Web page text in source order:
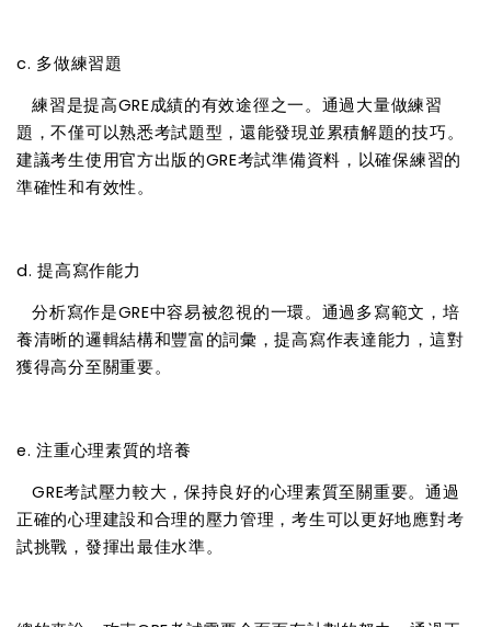
c. 多做練習題
練習是提高GRE成績的有效途徑之一。通過大量做練習
題，不僅可以熟悉考試題型，還能發現並累積解題的技巧。
建議考生使用官方出版的GRE考試準備資料，以確保練習的
準確性和有效性。
d. 提高寫作能力
分析寫作是GRE中容易被忽視的一環。通過多寫範文，培
養清晰的邏輯結構和豐富的詞彙，提高寫作表達能力，這對
獲得高分至關重要。
e. 注重心理素質的培養
GRE考試壓力較大，保持良好的心理素質至關重要。通過
正確的心理建設和合理的壓力管理，考生可以更好地應對考
試挑戰，發揮出最佳水準。